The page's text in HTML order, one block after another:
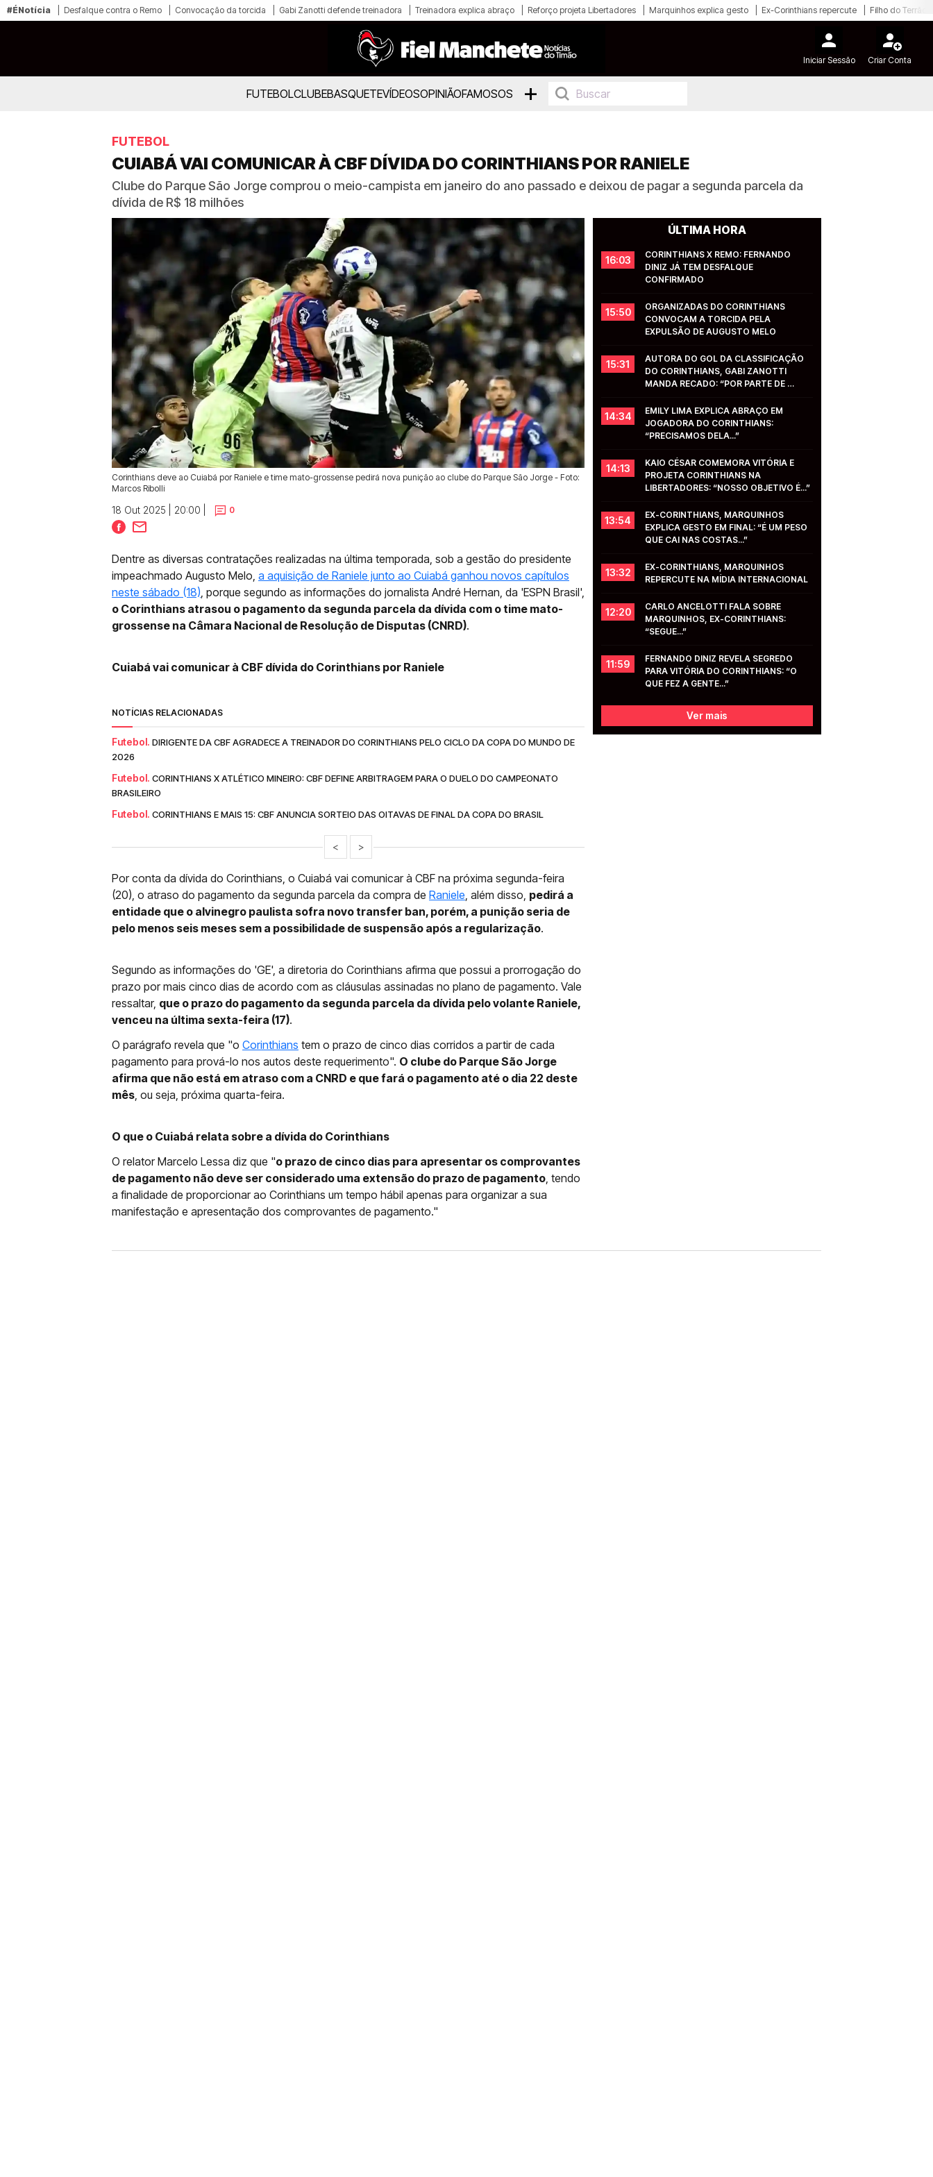
#ÉNotícia Desfalque contra o Remo Convocação da torcida Gabi Zanotti defende treinadora Treinadora explica abraço Reforço projeta Libertadores Marquinhos explica gesto Ex-Corinthians repercute Filho do Terrão
Iniciar Sessão Criar Conta
FUTEBOLCLUBEBASQUETEVÍDEOSOPINIÃOFAMOSOS +
FUTEBOL
CUIABÁ VAI COMUNICAR À CBF DÍVIDA DO CORINTHIANS POR RANIELE
Clube do Parque São Jorge comprou o meio-campista em janeiro do ano passado e deixou de pagar a segunda parcela da
dívida de R$ 18 milhões
Corinthians deve ao Cuiabá por Raniele e time mato-grossense pedirá nova punição ao clube do Parque São Jorge - Foto:
Marcos Ribolli
18 Out 2025 | 20:00 | 0
Dentre as diversas contratações realizadas na última temporada, sob a gestão do presidente
impeachmado Augusto Melo, a aquisição de Raniele junto ao Cuiabá ganhou novos capítulos
neste sábado (18), porque segundo as informações do jornalista André Hernan, da 'ESPN Brasil',
o Corinthians atrasou o pagamento da segunda parcela da dívida com o time mato-
grossense na Câmara Nacional de Resolução de Disputas (CNRD).
Cuiabá vai comunicar à CBF dívida do Corinthians por Raniele
NOTÍCIAS RELACIONADAS
Futebol. DIRIGENTE DA CBF AGRADECE A TREINADOR DO CORINTHIANS PELO CICLO DA COPA DO MUNDO DE
2026
Futebol. CORINTHIANS X ATLÉTICO MINEIRO: CBF DEFINE ARBITRAGEM PARA O DUELO DO CAMPEONATO
BRASILEIRO
Futebol. CORINTHIANS E MAIS 15: CBF ANUNCIA SORTEIO DAS OITAVAS DE FINAL DA COPA DO BRASIL
< >
Por conta da dívida do Corinthians, o Cuiabá vai comunicar à CBF na próxima segunda-feira
(20), o atraso do pagamento da segunda parcela da compra de Raniele, além disso, pedirá a
entidade que o alvinegro paulista sofra novo transfer ban, porém, a punição seria de
pelo menos seis meses sem a possibilidade de suspensão após a regularização.
Segundo as informações do 'GE', a diretoria do Corinthians afirma que possui a prorrogação do
prazo por mais cinco dias de acordo com as cláusulas assinadas no plano de pagamento. Vale
ressaltar, que o prazo do pagamento da segunda parcela da dívida pelo volante Raniele,
venceu na última sexta-feira (17).
O parágrafo revela que "o Corinthians tem o prazo de cinco dias corridos a partir de cada
pagamento para prová-lo nos autos deste requerimento". O clube do Parque São Jorge
afirma que não está em atraso com a CNRD e que fará o pagamento até o dia 22 deste
mês, ou seja, próxima quarta-feira.
O que o Cuiabá relata sobre a dívida do Corinthians
O relator Marcelo Lessa diz que "o prazo de cinco dias para apresentar os comprovantes
de pagamento não deve ser considerado uma extensão do prazo de pagamento, tendo
a finalidade de proporcionar ao Corinthians um tempo hábil apenas para organizar a sua
manifestação e apresentação dos comprovantes de pagamento."
ÚLTIMA HORA
16:03
CORINTHIANS X REMO: FERNANDO
DINIZ JÁ TEM DESFALQUE
CONFIRMADO
15:50
ORGANIZADAS DO CORINTHIANS
CONVOCAM A TORCIDA PELA
EXPULSÃO DE AUGUSTO MELO
15:31
AUTORA DO GOL DA CLASSIFICAÇÃO
DO CORINTHIANS, GABI ZANOTTI
MANDA RECADO: “POR PARTE DE
14:34
EMILY LIMA EXPLICA ABRAÇO EM
JOGADORA DO CORINTHIANS:
“PRECISAMOS DELA...”
14:13
KAIO CÉSAR COMEMORA VITÓRIA E
PROJETA CORINTHIANS NA
LIBERTADORES: “NOSSO OBJETIVO É...”
13:54
EX-CORINTHIANS, MARQUINHOS
EXPLICA GESTO EM FINAL: “É UM PESO
QUE CAI NAS COSTAS...”
13:32
EX-CORINTHIANS, MARQUINHOS
REPERCUTE NA MÍDIA INTERNACIONAL
12:20
CARLO ANCELOTTI FALA SOBRE
MARQUINHOS, EX-CORINTHIANS:
“SEGUE...”
11:59
FERNANDO DINIZ REVELA SEGREDO
PARA VITÓRIA DO CORINTHIANS: “O
QUE FEZ A GENTE...”
Ver mais